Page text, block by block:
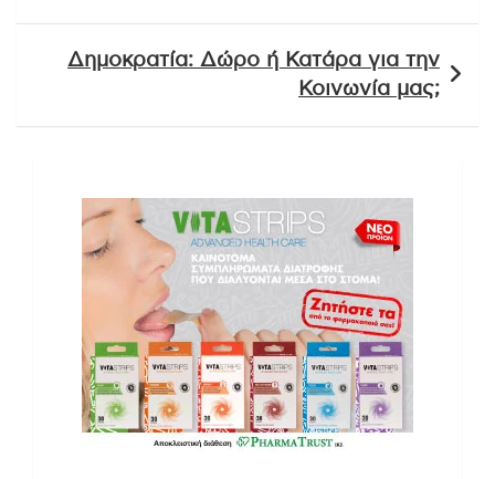
Δημοκρατία: Δώρο ή Κατάρα για την
Κοινωνία μας;